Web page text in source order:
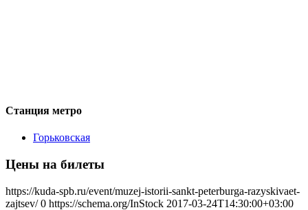
Станция метро
Горьковская
Цены на билеты
https://kuda-spb.ru/event/muzej-istorii-sankt-peterburga-razyskivaet-
zajtsev/ 0 https://schema.org/InStock 2017-03-24T14:30:00+03:00